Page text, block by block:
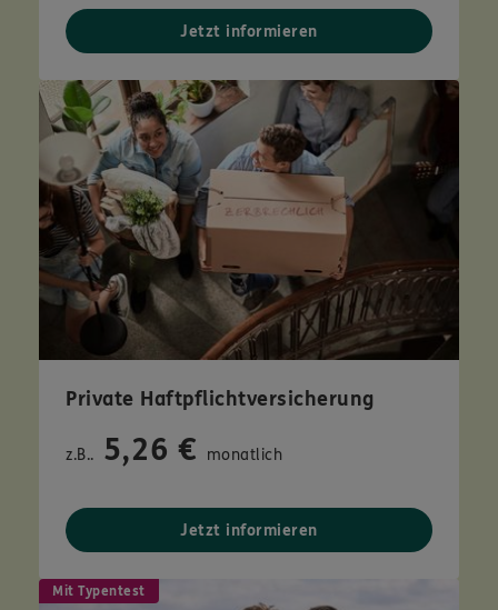
Jetzt informieren
Private Haftpflichtversicherung
z.B.. 5,26 € monatlich
Jetzt informieren
Mit Typentest